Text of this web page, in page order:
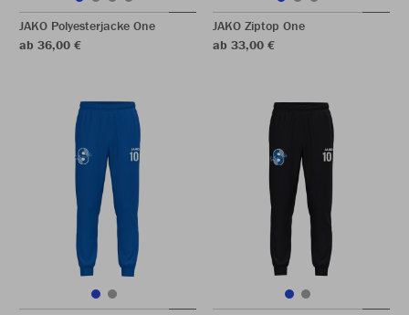
JAKO Polyesterjacke One
ab 36,00 €
JAKO Ziptop One
ab 33,00 €